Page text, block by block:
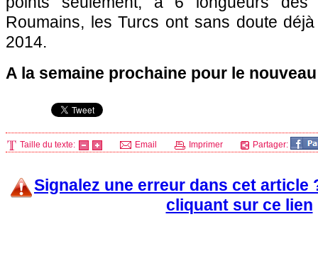
Roumains, les Turcs ont sans doute
2014.
A la semaine prochaine pour le
Taille du texte: Email Imprimer Partager:
Signalez une erreur dans cet article
cliquant sur ce lien